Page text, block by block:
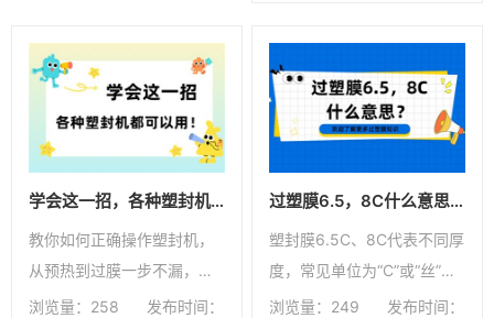
学会这一招，各种塑封机都可以用！
教你如何正确操作塑封机，
从预热到过膜一步不漏，搭
配合适厚度的塑封膜，轻松
浏览量：258
发布时间：
过塑膜6.5，8C什么意思？
塑封膜6.5C、8C代表不同厚
度，常见单位为“C”或“丝”。
本文介绍C的含义及厚度选
浏览量：249
发布时间：